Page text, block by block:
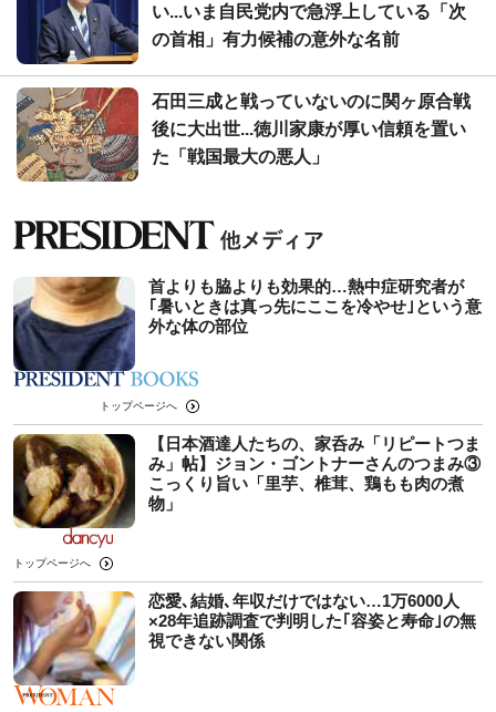
い...いま自民党内で急浮上している「次
の首相」有力候補の意外な名前
石田三成と戦っていないのに関ヶ原合戦
後に大出世...徳川家康が厚い信頼を置い
た「戦国最大の悪人」
首よりも脇よりも効果的…熱中症研究者が
｢暑いときは真っ先にここを冷やせ｣という意
外な体の部位
トップページへ
【日本酒達人たちの、家呑み「リピートつま
み」帖】ジョン・ゴントナーさんのつまみ③
こっくり旨い「里芋、椎茸、鶏もも肉の煮
物」
トップページへ
恋愛､結婚､年収だけではない…1万6000人
×28年追跡調査で判明した｢容姿と寿命｣の無
視できない関係